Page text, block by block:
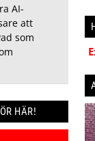
AI-
att
som
HÄR!